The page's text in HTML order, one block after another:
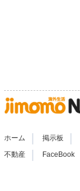
ホーム 掲示板
不動産 | FaceBook